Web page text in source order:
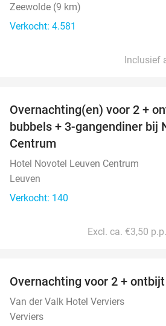
Zeewolde (9 km)
Verkocht: 4.581
Inclusief
Overnachting(en) voor 2 +
bubbels + 3-gangendiner bij
Centrum
Hotel Novotel Leuven Centrum
Leuven
Verkocht: 140
Excl. ca. €3,50
Overnachting voor 2 +
Van der Valk Hotel Verviers
Verviers